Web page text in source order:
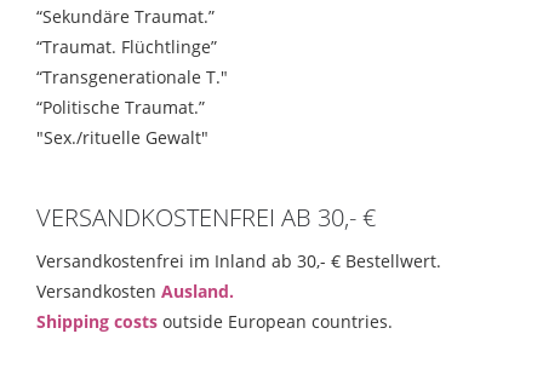
“Sekundäre Traumat.”
“Traumat. Flüchtlinge”
“Transgenerationale T."
“Politische Traumat.”
"Sex./rituelle Gewalt"
VERSANDKOSTENFREI AB 30,- €
Versandkostenfrei im Inland ab 30,- € Bestellwert.
Versandkosten Ausland.
Shipping costs outside European countries.